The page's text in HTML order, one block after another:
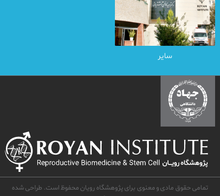
سایر
تمامی حقوق مادی و معنوی برای پژوهشگاه رویان محفوظ است. طراحی شده